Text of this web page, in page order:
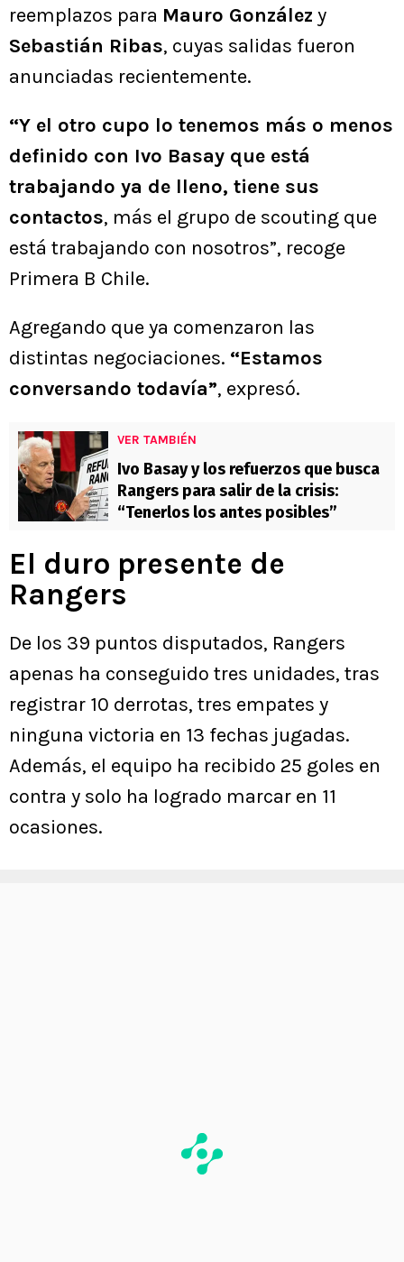
reemplazos para Mauro González y
Sebastián Ribas, cuyas salidas fueron
anunciadas recientemente.
“Y el otro cupo lo tenemos más o menos
definido con Ivo Basay que está
trabajando ya de lleno, tiene sus
contactos, más el grupo de scouting que
está trabajando con nosotros”, recoge
Primera B Chile.
Agregando que ya comenzaron las
distintas negociaciones. “Estamos
conversando todavía”, expresó.
VER TAMBIÉN
Ivo Basay y los refuerzos que busca
Rangers para salir de la crisis:
“Tenerlos los antes posibles”
El duro presente de
Rangers
De los 39 puntos disputados, Rangers
apenas ha conseguido tres unidades, tras
registrar 10 derrotas, tres empates y
ninguna victoria en 13 fechas jugadas.
Además, el equipo ha recibido 25 goles en
contra y solo ha logrado marcar en 11
ocasiones.